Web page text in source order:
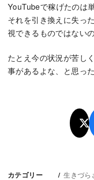
YouTubeで稼げたのは
それを引き換えに失っ
視できるものではないの
たとえ今の状況が苦し
事があるよな、と思っ
カテゴリー 生きづら